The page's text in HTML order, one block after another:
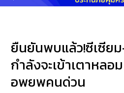
ยืนยันพบแล้ว!ซีเซีย
กำลังจะเข้าเตาหลอ
อพยพคนด่วน